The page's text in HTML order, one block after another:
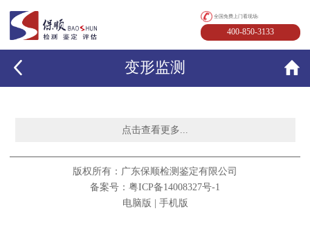
全国免费上门看现场:
400-850-3133
变形监测
点击查看更多...
版权所有：广东保顺检测鉴定有限公司
备案号：粤ICP备14008327号-1
电脑版 | 手机版